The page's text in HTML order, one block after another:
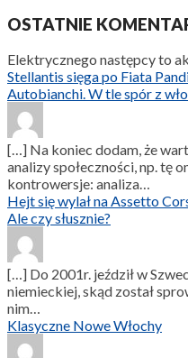
OSTATNIE
Elektrycznego następcy to
Stellantis sięga po Fiata
Autobianchi. W tle spór z
[…] Na koniec dodam, że
analizy społeczności, np. tę
kontrowersje: analiza…
Hejt się wylał na Assetto
Ale czy słusznie?
[…] Do 2001r. jeździł w
niemieckiej, skąd został
nim…
Klasyczne Nowe Włochy